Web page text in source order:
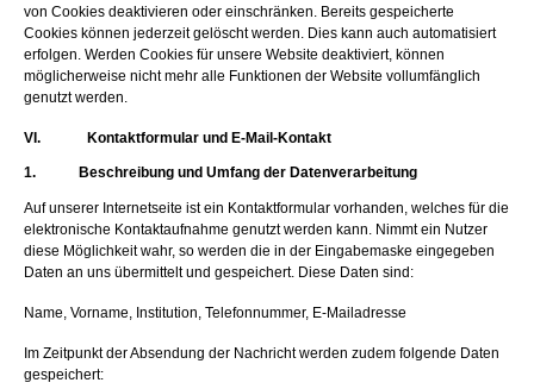
von Cookies deaktivieren oder einschränken. Bereits gespeicherte
Cookies können jederzeit gelöscht werden. Dies kann auch automatisiert
erfolgen. Werden Cookies für unsere Website deaktiviert, können
möglicherweise nicht mehr alle Funktionen der Website vollumfänglich
genutzt werden.
VI. Kontaktformular und E-Mail-Kontakt
1. Beschreibung und Umfang der Datenverarbeitung
Auf unserer Internetseite ist ein Kontaktformular vorhanden, welches für die
elektronische Kontaktaufnahme genutzt werden kann. Nimmt ein Nutzer
diese Möglichkeit wahr, so werden die in der Eingabemaske eingegeben
Daten an uns übermittelt und gespeichert. Diese Daten sind:
Name, Vorname, Institution, Telefonnummer, E-Mailadresse
Im Zeitpunkt der Absendung der Nachricht werden zudem folgende Daten
gespeichert: